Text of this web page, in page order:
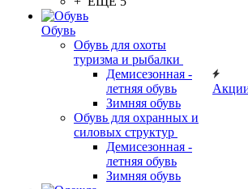
Обувь
Обувь для охоты
туризма и рыбалки
Демисезонная -
летняя обувь
Зимняя обувь
Обувь для охранных и
силовых структур
Демисезонная -
летняя обувь
Зимняя обувь